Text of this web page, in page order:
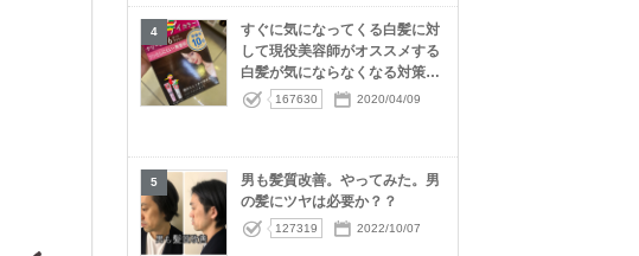
4
すぐに気になってくる白髪に対
して現役美容師がオススメする
白髪が気にならなくなる対策5
選！
167630 2020/04/09
5
男も髪質改善。やってみた。男
の髪にツヤは必要か？？
127319 2022/10/07